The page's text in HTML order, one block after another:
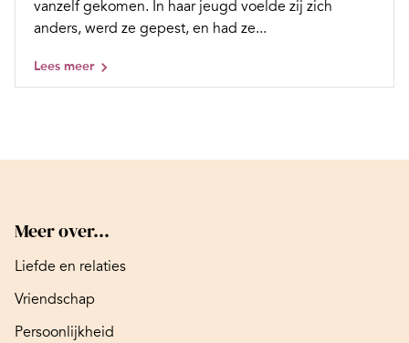
vanzelf gekomen. In haar jeugd voelde zij zich
anders, werd ze gepest, en had ze...
Lees meer
Meer over...
Liefde en relaties
Vriendschap
Persoonlijkheid